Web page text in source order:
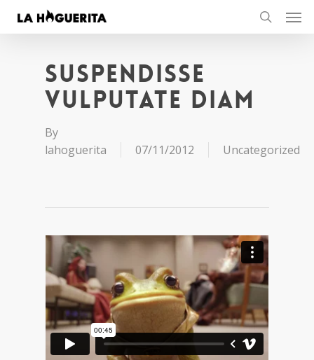
search
Suspendisse
vulputate diam
By
lahoguerita
07/11/2012 Uncategorized